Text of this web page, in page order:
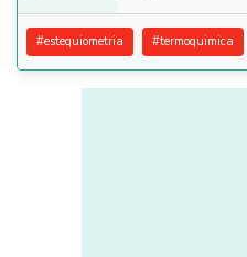
#estequiometria #termoquimica